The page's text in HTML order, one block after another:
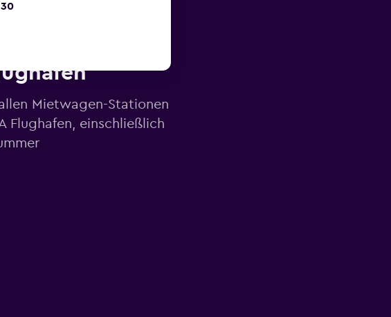
Mietwagen-Stationen
Flughafen, einschließlich
30